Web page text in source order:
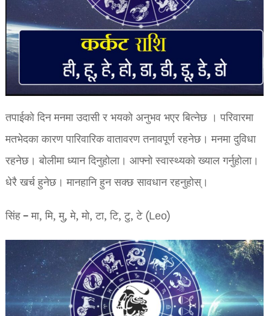
तपाईको दिन मनमा उदासी र भयको अनुभव भएर बित्नेछ । परिवारमा
मतभेदका कारण पारिवारिक वातावरण तनावपूर्ण रहनेछ। मनमा दुविधा
रहनेछ। बोलीमा ध्यान दिनुहोला। आफ्नो स्वास्थ्यको ख्याल गर्नुहोला।
धेरै खर्च हुनेछ। मानहानि हुन सक्छ सावधान रहनुहोस्।
सिंह – मा, मि, मु, मे, मो, टा, टि, टु, टे (Leo)